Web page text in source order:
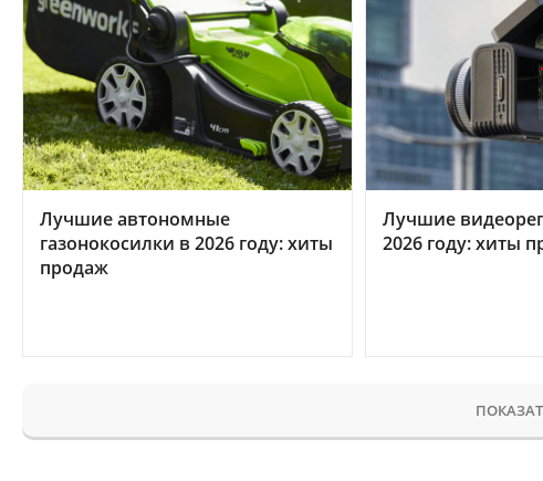
Лучшие автономные
газонокосилки в 2026 году: хиты
продаж
Лучшие
2026 году: хиты